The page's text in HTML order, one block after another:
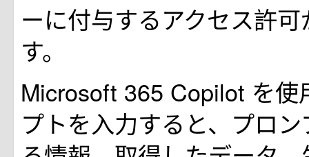
ーに付与するアクセス許
す。
Microsoft 365 Copilot を使
プトを入力すると、プロ